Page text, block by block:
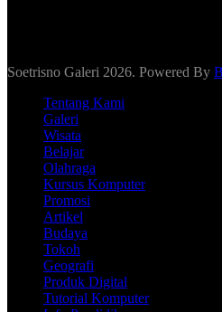
Soetrisno Galeri 2026. Powered By
Tentang Kami
Galeri
Wisata
Belajar
Olahraga
Kursus Komputer
Promosi
Artikel
Budaya
Tokoh
Geografi
Produk Digital
Tutorial Komputer